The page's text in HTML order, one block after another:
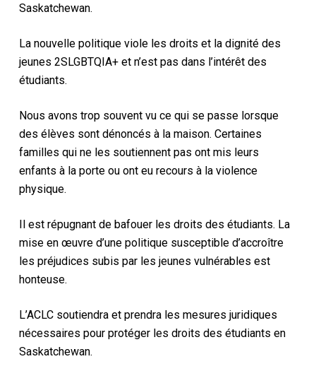
Saskatchewan.
La nouvelle politique viole les droits et la dignité des
jeunes 2SLGBTQIA+ et n’est pas dans l’intérêt des
étudiants.
Nous avons trop souvent vu ce qui se passe lorsque
des élèves sont dénoncés à la maison. Certaines
familles qui ne les soutiennent pas ont mis leurs
enfants à la porte ou ont eu recours à la violence
physique.
Il est répugnant de bafouer les droits des étudiants. La
mise en œuvre d’une politique susceptible d’accroître
les préjudices subis par les jeunes vulnérables est
honteuse.
L’ACLC soutiendra et prendra les mesures juridiques
nécessaires pour protéger les droits des étudiants en
Saskatchewan.